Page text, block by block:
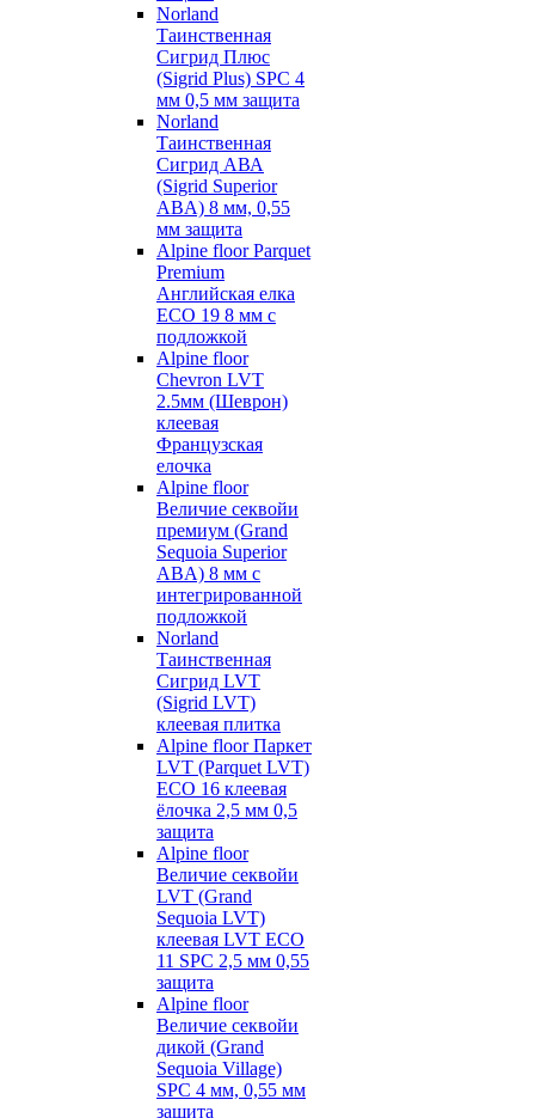
Norland
Таинственная
Сигрид Плюс
(Sigrid Plus) SPC 4
мм 0,5 мм защита
Norland
Таинственная
Сигрид АВА
(Sigrid Superior
ABA) 8 мм, 0,55
мм защита
Alpine floor Parquet
Premium
Английская елка
ECO 19 8 мм с
подложкой
Alpine floor
Chevron LVT
2.5мм (Шеврон)
клеевая
Французская
елочка
Alpine floor
Величие секвойи
премиум (Grand
Sequoia Superior
ABA) 8 мм с
интегрированной
подложкой
Norland
Таинственная
Сигрид LVT
(Sigrid LVT)
клеевая плитка
Alpine floor Паркет
LVT (Parquet LVT)
ECO 16 клеевая
ёлочка 2,5 мм 0,5
защита
Alpine floor
Величие секвойи
LVT (Grand
Sequoia LVT)
клеевая LVT ECO
11 SPC 2,5 мм 0,55
защита
Alpine floor
Величие секвойи
дикой (Grand
Sequoia Village)
SPC 4 мм, 0,55 мм
защита